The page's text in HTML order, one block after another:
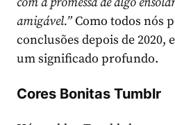
amigável.”Como todos nós
conclusões depois de 2020,
um significado profundo.
Cores Bonitas Tumblr